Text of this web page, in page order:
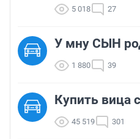
5 018 27
У мну СЫН
1 880 39
Купить вица
45 519 301